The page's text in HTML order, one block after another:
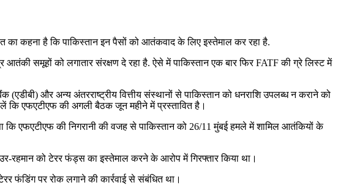
का कहना है कि पाकिस्तान इन पैसों को आतंकवाद के लिए इस्तेमाल कर रहा है.
आतंकी समूहों को लगातार संरक्षण दे रहा है. ऐसे में पाकिस्तान एक बार फिर FATF की ग्रे लिस्ट में
और अन्य अंतरराष्ट्रीय वित्तीय संस्थानों से पाकिस्तान को धनराशि उपलब्ध न कराने को
कि एफएटीएफ की अगली बैठक जून महीने में प्रस्तावित है।
एफएटीएफ की निगरानी की वजह से पाकिस्तान को 26/11 मुंबई हमले में शामिल आतंकियों के
को टेरर फंड्स का इस्तेमाल करने के आरोप में गिरफ्तार किया था।
फंडिंग पर रोक लगाने की कार्रवाई से संबंधित था।